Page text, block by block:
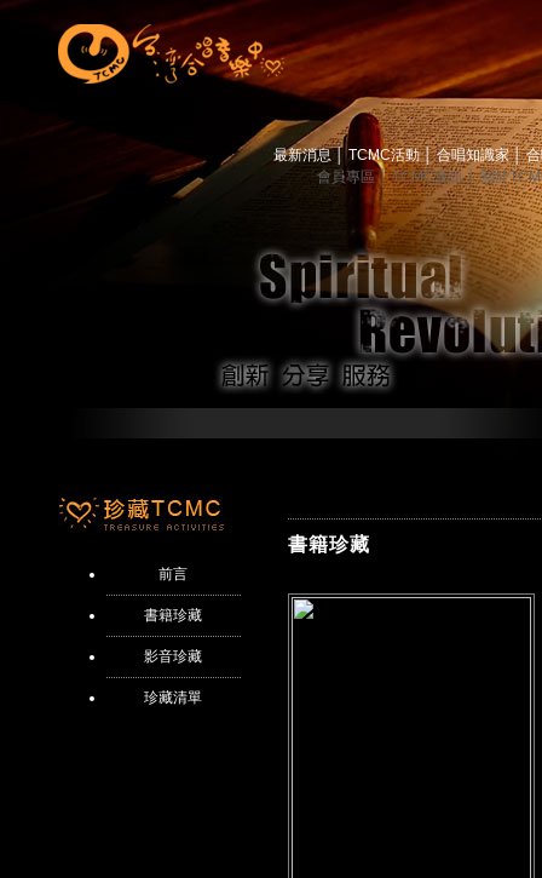
最新消息 TCMC活動│ 合唱知識家│
會員專區│ TCMC會訊│ 關於
前言
書籍珍藏
影音珍藏
珍藏清單
書籍珍藏